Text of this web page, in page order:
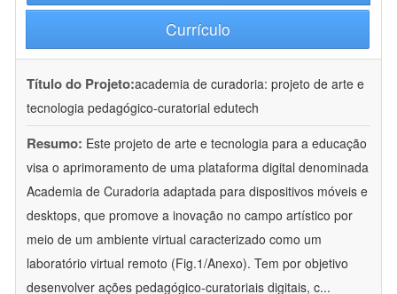
Currículo
Título do Projeto:academia de curadoria: projeto de arte e
tecnologia pedagógico-curatorial edutech
Resumo: Este projeto de arte e tecnologia para a educação
visa o aprimoramento de uma plataforma digital denominada
Academia de Curadoria adaptada para dispositivos móveis e
desktops, que promove a inovação no campo artístico por
meio de um ambiente virtual caracterizado como um
laboratório virtual remoto (Fig.1/Anexo). Tem por objetivo
desenvolver ações pedagógico-curatoriais digitais, c...